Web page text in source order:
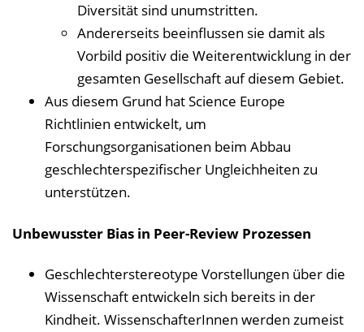
Diversität sind unumstritten.
Andererseits beeinflussen sie damit als
Vorbild positiv die Weiterentwicklung in der
gesamten Gesellschaft auf diesem Gebiet.
Aus diesem Grund hat Science Europe
Richtlinien entwickelt, um
Forschungsorganisationen beim Abbau
geschlechterspezifischer Ungleichheiten zu
unterstützen.
Unbewusster Bias in Peer-Review Prozessen
Geschlechterstereotype Vorstellungen über die
Wissenschaft entwickeln sich bereits in der
Kindheit. WissenschafterInnen werden zumeist